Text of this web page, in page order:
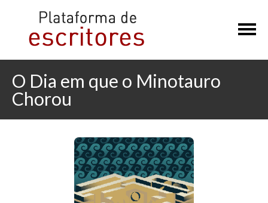
×
O Dia em que o Minotauro
Chorou